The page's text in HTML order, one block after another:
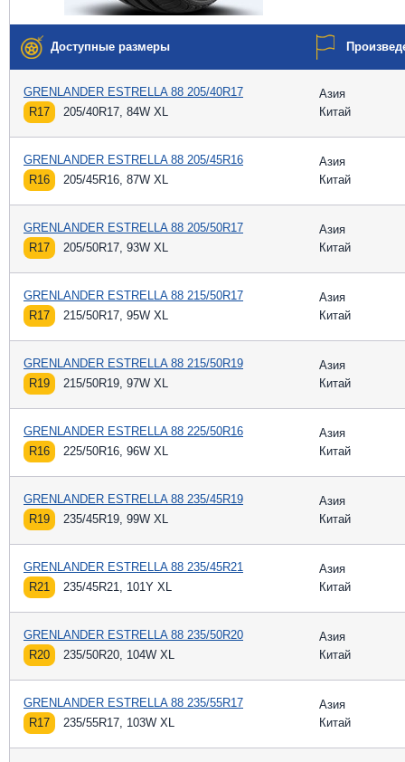
Доступные размеры
GRENLANDER ESTRELLA 88 205/40R17
R17
205/40R17, 84W XL
Азия
Китай
GRENLANDER ESTRELLA 88 205/45R16
R16
205/45R16, 87W XL
Азия
Китай
GRENLANDER ESTRELLA 88 205/50R17
R17
205/50R17, 93W XL
Азия
Китай
GRENLANDER ESTRELLA 88 215/50R17
R17
215/50R17, 95W XL
Азия
Китай
GRENLANDER ESTRELLA 88 215/50R19
R19
215/50R19, 97W XL
Азия
Китай
GRENLANDER ESTRELLA 88 225/50R16
R16
225/50R16, 96W XL
Азия
Китай
GRENLANDER ESTRELLA 88 235/45R19
R19
235/45R19, 99W XL
Азия
Китай
GRENLANDER ESTRELLA 88 235/45R21
R21
235/45R21, 101Y XL
Азия
Китай
GRENLANDER ESTRELLA 88 235/50R20
R20
235/50R20, 104W XL
Азия
Китай
GRENLANDER ESTRELLA 88 235/55R17
R17
235/55R17, 103W XL
Азия
Китай